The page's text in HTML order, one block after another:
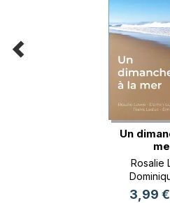
Un
Rosalie
3,99 €